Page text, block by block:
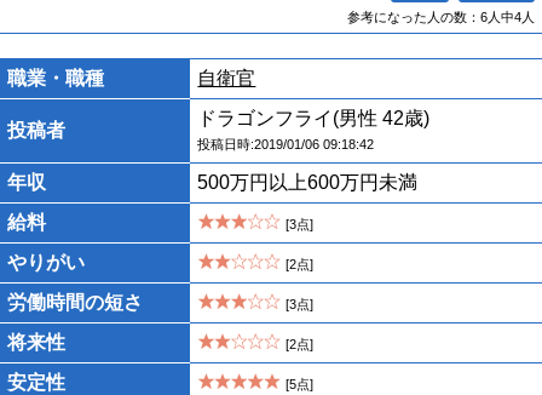
参考になった人の数：6人中4人
職業・職種 自衛官
投稿者
ドラゴンフライ(男性 42歳)
投稿日時:2019/01/06 09:18:42
年収
500万円以上600万円未満
給料
[3点]
やりがい [2点]
労働時間の短さ [3点]
将来性 [2点]
安定性 [5点]